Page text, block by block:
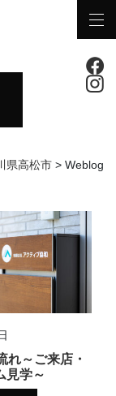
県高松市 > Weblog
れ～ご来店・
見学～